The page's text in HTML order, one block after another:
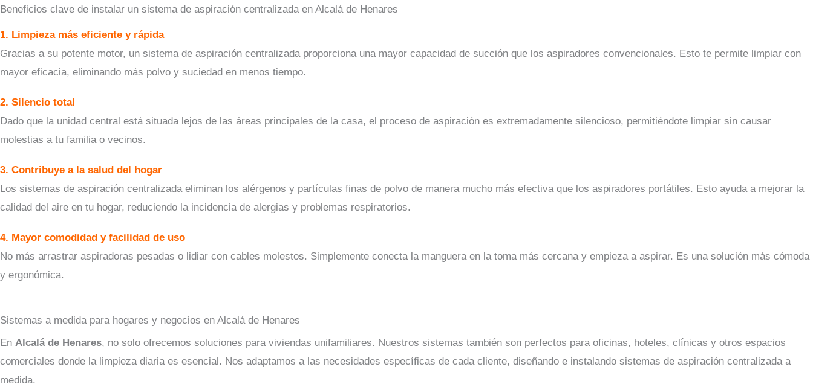
Beneficios clave de instalar un sistema de aspiración centralizada en Alcalá de Henares
1. Limpieza más eficiente y rápida
Gracias a su potente motor, un sistema de aspiración centralizada proporciona una mayor capacidad de succión que los aspiradores convencionales. Esto te permite limpiar con
mayor eficacia, eliminando más polvo y suciedad en menos tiempo.
2. Silencio total
Dado que la unidad central está situada lejos de las áreas principales de la casa, el proceso de aspiración es extremadamente silencioso, permitiéndote limpiar sin causar
molestias a tu familia o vecinos.
3. Contribuye a la salud del hogar
Los sistemas de aspiración centralizada eliminan los alérgenos y partículas finas de polvo de manera mucho más efectiva que los aspiradores portátiles. Esto ayuda a mejorar la
calidad del aire en tu hogar, reduciendo la incidencia de alergias y problemas respiratorios.
4. Mayor comodidad y facilidad de uso
No más arrastrar aspiradoras pesadas o lidiar con cables molestos. Simplemente conecta la manguera en la toma más cercana y empieza a aspirar. Es una solución más cómoda
y ergonómica.
Sistemas a medida para hogares y negocios en Alcalá de Henares
En Alcalá de Henares, no solo ofrecemos soluciones para viviendas unifamiliares. Nuestros sistemas también son perfectos para oficinas, hoteles, clínicas y otros espacios
comerciales donde la limpieza diaria es esencial. Nos adaptamos a las necesidades específicas de cada cliente, diseñando e instalando sistemas de aspiración centralizada a
medida.